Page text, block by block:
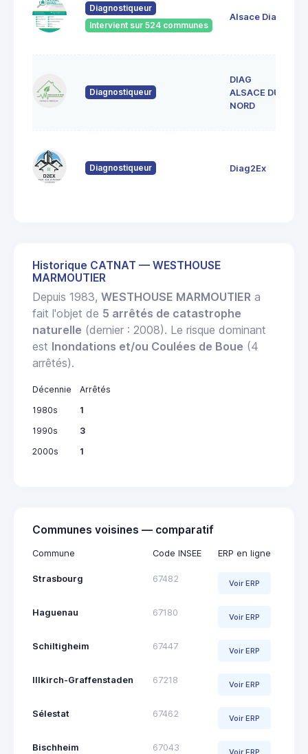
Diagnostiqueur
Intervient sur 524 communes
Alsace Diag
Diagnostiqueur
DIAG
ALSACE DU
NORD
Diagnostiqueur Diag2Ex
Historique CATNAT — WESTHOUSE
MARMOUTIER
Depuis 1983, WESTHOUSE MARMOUTIER a
fait l'objet de 5 arrêtés de catastrophe
naturelle (dernier : 2008). Le risque dominant
est Inondations et/ou Coulées de Boue (4
arrêtés).
Décennie
Arrêtés
1980s
1
1990s
3
2000s
1
Communes voisines — comparatif
Commune Code INSEE ERP en ligne
Strasbourg 67482 Voir ERP
Haguenau 67180 Voir ERP
Schiltigheim 67447 Voir ERP
Illkirch-Graffenstaden 67218 Voir ERP
Sélestat 67462 Voir ERP
Bischheim 67043 Voir ERP